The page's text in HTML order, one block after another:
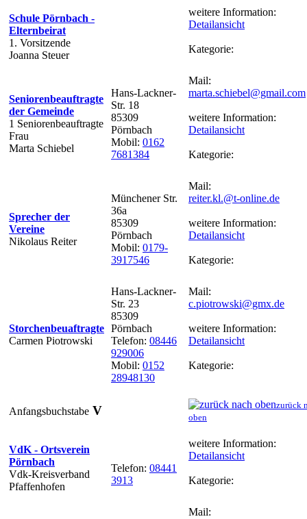
Schule Pörnbach -
Elternbeirat
1. Vorsitzende
Joanna Steuer
weitere Information:
Detailansicht
Kategorie:
Seniorenbeauftragte
der Gemeinde
1 Seniorenbeauftragte
Frau
Marta Schiebel
Hans-Lackner-
Str. 18
85309
Pörnbach
Mobil: 0162
7681384
Mail:
marta.schiebel@gmail.com
weitere Information:
Detailansicht
Kategorie:
Sprecher der
Vereine
Nikolaus Reiter
Münchener Str.
36a
85309
Pörnbach
Mobil: 0179-
3917546
Mail:
reiter.kl.@t-online.de
weitere Information:
Detailansicht
Kategorie:
Storchenbeuaftragte
Carmen Piotrowski
Hans-Lackner-
Str. 23
85309
Pörnbach
Telefon: 08446
929006
Mobil: 0152
28948130
Mail:
c.piotrowski@gmx.de
weitere Information:
Detailansicht
Kategorie:
Anfangsbuchstabe V
zurück
oben
VdK - Ortsverein
Pörnbach
Vdk-Kreisverband
Pfaffenhofen
Telefon: 08441
3913
weitere Information:
Detailansicht
Kategorie:
Mail: